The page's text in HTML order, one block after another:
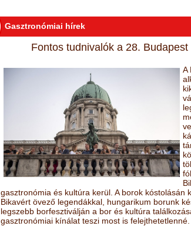
Gasztronómiai hírek
Fontos tudnivalók a 28.
A
gasztronómia és kultúra kerül. A borok kóstolásán
Bikavért övező legendákkal, hungarikum borunk
legszebb borfesztiválján a bor és kultúra
gasztronómiai kínálat teszi most is felejthetetlenné.